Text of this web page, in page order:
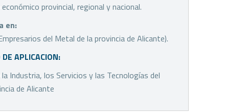
provincial, regional y nacional.
en:
del Metal de la provincia de Alicante).
APLICACION:
Industria, los Servicios y las Tecnologías del
de Alicante